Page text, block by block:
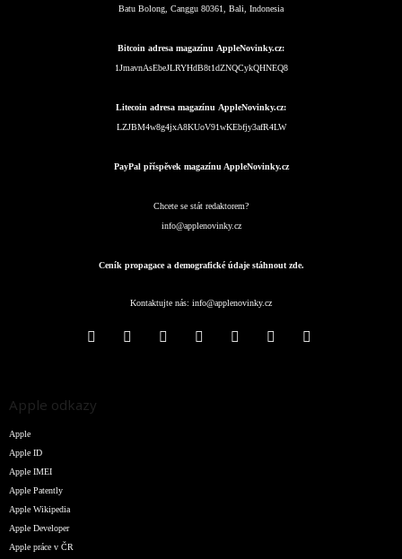
Batu Bolong, Canggu 80361, Bali, Indonesia
Bitcoin adresa magazínu AppleNovinky.cz:
1JmavnAsEbeJLRYHdB8t1dZNQCykQHNEQ8
Litecoin adresa magazínu AppleNovinky.cz:
LZJBM4w8g4jxA8KUoV91wKEbfjy3afR4LW
PayPal příspěvek magazínu AppleNovinky.cz
Chcete se stát redaktorem?
info@applenovinky.cz
Ceník propagace a demografické údaje stáhnout zde.
Kontaktujte nás: info@applenovinky.cz
Apple odkazy
Apple
Apple ID
Apple IMEI
Apple Patently
Apple Wikipedia
Apple Developer
Apple práce v ČR